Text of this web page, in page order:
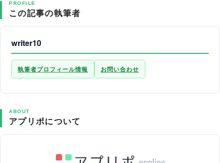
PROFILE
この記事の執筆者
writer10
執筆者プロフィール情報 お問い合わせ
ABOUT
アプリポについて